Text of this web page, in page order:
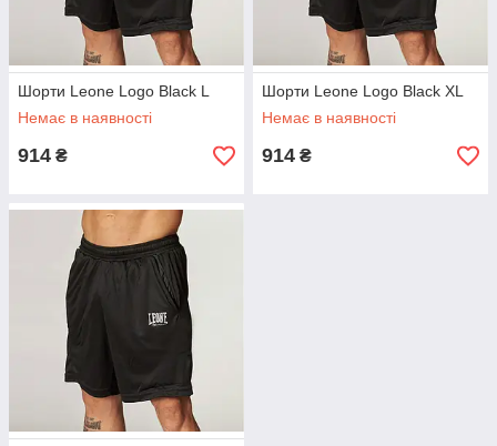
Шорти Leone Logo Black L
Немає в наявності
914 ₴
Шорти Leone Logo Black XL
Немає в наявності
914 ₴